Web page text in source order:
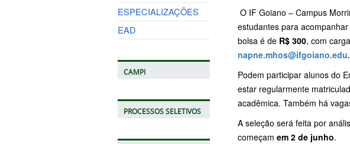
ESPECIALIZAÇÕES
EAD
CAMPI
PROCESSOS SELETIVOS
O IF Goiano – Campus
estudantes para acompanhar
bolsa é de R$ 300, com carga
napne.mhos@ifgoiano.edu.
Podem participar alunos do
estar regularmente
acadêmica. Também há
A seleção será feita por
começam em 2 de junho.